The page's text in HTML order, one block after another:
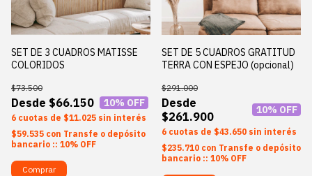
SET DE 3 CUADROS MATISSE
COLORIDOS
$66.150
$73.500
10% OFF
6 $11.025 sin interés
$59.535 con Transfe o depósito
bancario :: 10% OFF
Comprar
SET DE 5 CUADROS GRATITUD
TERRA CON ESPEJO (opcional)
$261.900
$291.000
10% OFF
6 $43.650 sin interés
$235.710 con Transfe o depósito
bancario :: 10% OFF